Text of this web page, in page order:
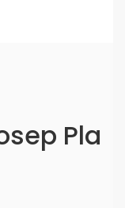
Pla